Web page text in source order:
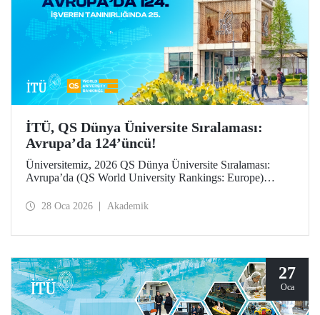
İTÜ, QS Dünya Üniversite Sıralaması:
Avrupa’da 124’üncü!
Üniversitemiz, 2026 QS Dünya Üniversite Sıralaması:
Avrupa’da (QS World University Rankings: Europe)
25’inci sırada konumlanan İTÜ, “yurt dışına giden değişim
28 Oca 2026 Akademik
27
Oca